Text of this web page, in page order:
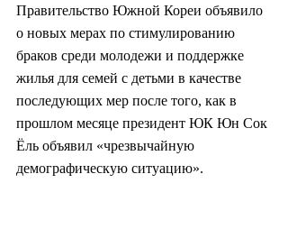
Правительство Южной Кореи объявило
о новых мерах по стимулированию
браков среди молодежи и поддержке
жилья для семей с детьми в качестве
последующих мер после того, как в
прошлом месяце президент ЮК Юн Сок
Ёль объявил «чрезвычайную
демографическую ситуацию».